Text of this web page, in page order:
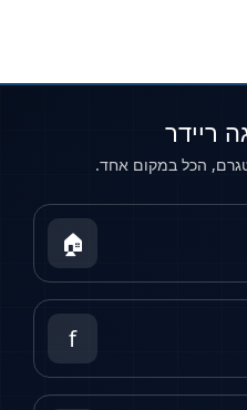
ריידר
הכל במקום אחד.
🏠
f